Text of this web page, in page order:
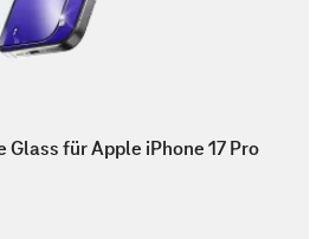
für Apple iPhone 17 Pro